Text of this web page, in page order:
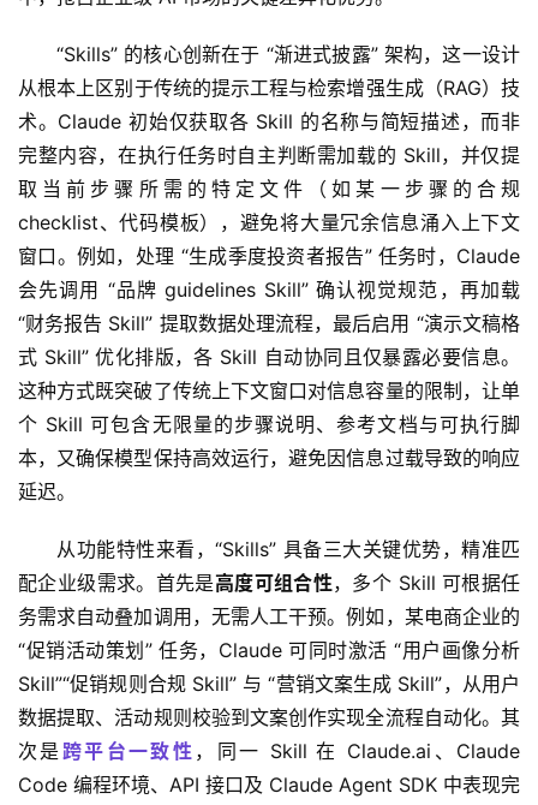
“Skills” 的核心创新在于 “渐进式披露” 架构，这一设计
从根本上区别于传统的提示工程与检索增强生成（RAG）技
术。Claude 初始仅获取各 Skill 的名称与简短描述，而非
完整内容，在执行任务时自主判断需加载的 Skill，并仅提
取当前步骤所需的特定文件（如某一步骤的合规
checklist、代码模板），避免将大量冗余信息涌入上下文
窗口。例如，处理 “生成季度投资者报告” 任务时，Claude
会先调用 “品牌 guidelines Skill” 确认视觉规范，再加载
“财务报告 Skill” 提取数据处理流程，最后启用 “演示文稿格
式 Skill” 优化排版，各 Skill 自动协同且仅暴露必要信息。
这种方式既突破了传统上下文窗口对信息容量的限制，让单
个 Skill 可包含无限量的步骤说明、参考文档与可执行脚
本，又确保模型保持高效运行，避免因信息过载导致的响应
延迟。
从功能特性来看，“Skills” 具备三大关键优势，精准匹
配企业级需求。首先是高度可组合性，多个 Skill 可根据任
务需求自动叠加调用，无需人工干预。例如，某电商企业的
“促销活动策划” 任务，Claude 可同时激活 “用户画像分析
Skill”“促销规则合规 Skill” 与 “营销文案生成 Skill”，从用户
数据提取、活动规则校验到文案创作实现全流程自动化。其
次是 跨平台一致性 ，同一 Skill 在 Claude.ai、Claude
Code 编程环境、API 接口及 Claude Agent SDK 中表现完